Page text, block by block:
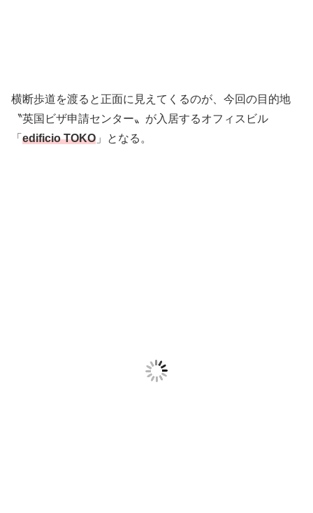
横断歩道を渡ると正面に見えてくるのが、今回の目的地
〝英国ビザ申請センター〟が入居するオフィスビル
「 edificio TOKO 」となる。